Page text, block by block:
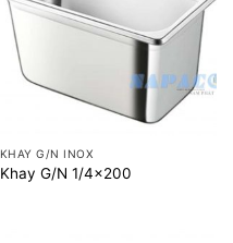
KHAY G/N INOX
Khay G/N 1/4×200